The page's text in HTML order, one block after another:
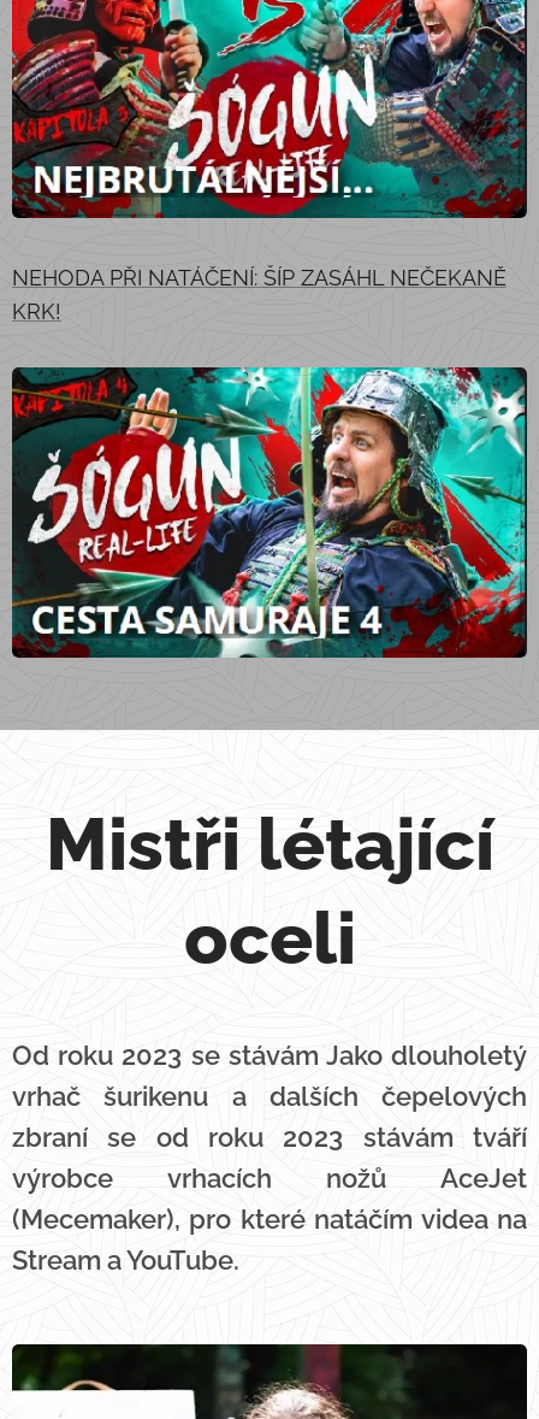
NEHODA PŘI NATÁČENÍ: ŠÍP ZASÁHL NEČEKANĚ
KRK!
Mistři létající
oceli
Od roku 2023 se stávám Jako dlouholetý
vrhač šurikenu a dalších čepelových
zbraní se od roku 2023 stávám tváří
výrobce vrhacích nožů AceJet
(Mecemaker), pro které natáčím videa na
Stream a YouTube.